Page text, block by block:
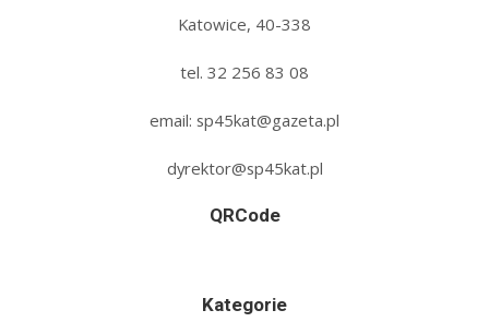
Katowice, 40-338
tel. 32 256 83 08‬
email: sp45kat@gazeta.pl
dyrektor@sp45kat.pl
QRCode
Kategorie